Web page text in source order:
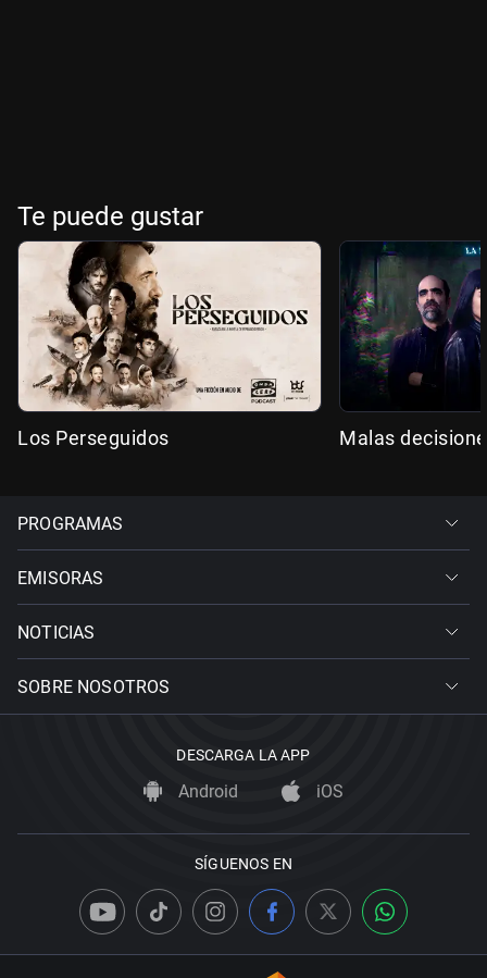
Te puede gustar
Los Perseguidos Malas
PROGRAMAS
EMISORAS
NOTICIAS
SOBRE NOSOTROS
DESCARGA LA APP
Android iOS
SÍGUENOS EN